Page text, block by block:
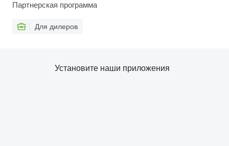
Партнерская программа
Для дилеров
Установите наши приложения